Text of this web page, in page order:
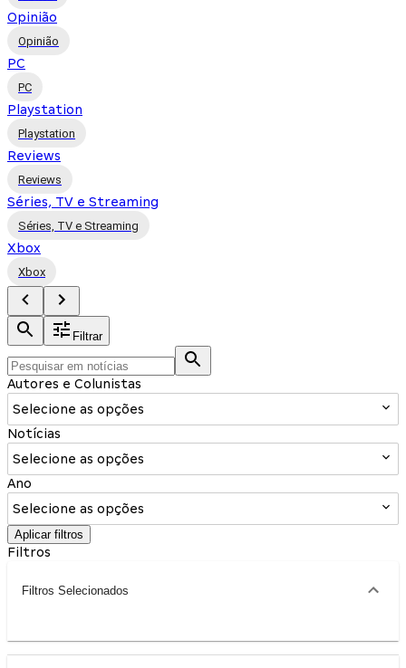
Opinião
Opinião
PC
PC
Playstation
Playstation
Reviews
Reviews
Séries, TV e Streaming
Séries, TV e Streaming
Xbox
Xbox
Filtrar
Autores e Colunistas
Selecione as opções
Notícias
Selecione as opções
Ano
Selecione as opções
Aplicar filtros
Filtros
Filtros Selecionados